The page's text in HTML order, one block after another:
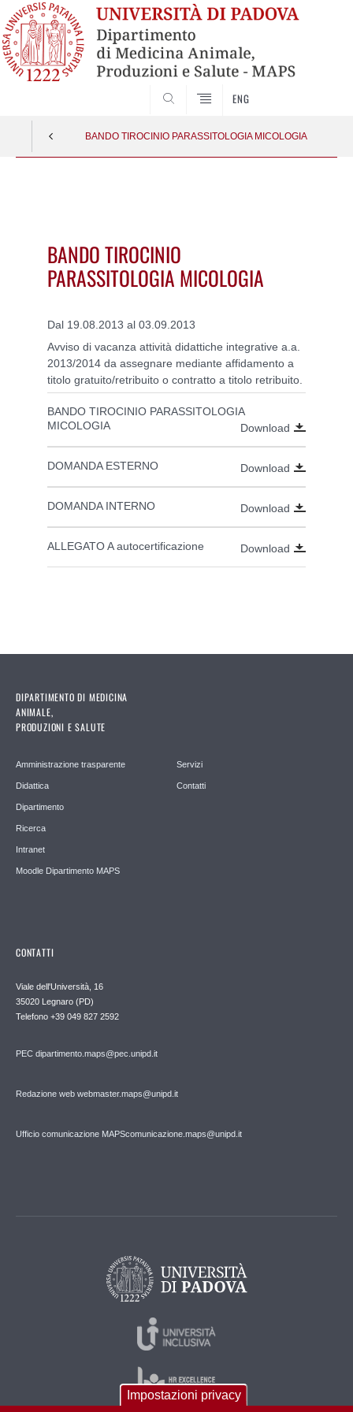
ENG
BANDO TIROCINIO PARASSITOLOGIA MICOLOGIA
BANDO TIROCINIO
PARASSITOLOGIA MICOLOGIA
Dal 19.08.2013 al 03.09.2013
Avviso di vacanza attività didattiche integrative a.a.
2013/2014 da assegnare mediante affidamento a
titolo gratuito/retribuito o contratto a titolo retribuito.
BANDO TIROCINIO PARASSITOLOGIA
MICOLOGIA
Download
DOMANDA ESTERNO Download
DOMANDA INTERNO Download
ALLEGATO A autocertificazione Download
DIPARTIMENTO DI MEDICINA
ANIMALE,
PRODUZIONI E SALUTE
Amministrazione trasparente
Didattica
Dipartimento
Ricerca
Intranet
Moodle Dipartimento MAPS
Servizi
Contatti
CONTATTI
Viale dell'Università, 16
35020 Legnaro (PD)
Telefono +39 049 827 2592
PEC dipartimento.maps@pec.unipd.it
Redazione web webmaster.maps@unipd.it
Ufficio comunicazione MAPScomunicazione.maps@unipd.it
Impostazioni privacy